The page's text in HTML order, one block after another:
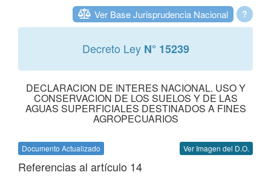
?
Ver Base Jurisprudencia Nacional
Decreto Ley N° 15239
DECLARACION DE INTERES NACIONAL. USO Y
CONSERVACION DE LOS SUELOS Y DE LAS
AGUAS SUPERFICIALES DESTINADOS A FINES
AGROPECUARIOS
Documento Actualizado Ver Imagen del D.O.
Referencias al artículo 14